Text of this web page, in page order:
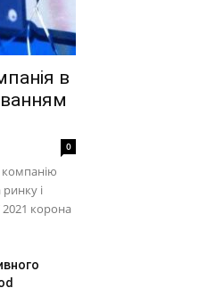
в
0
і
2021 корона